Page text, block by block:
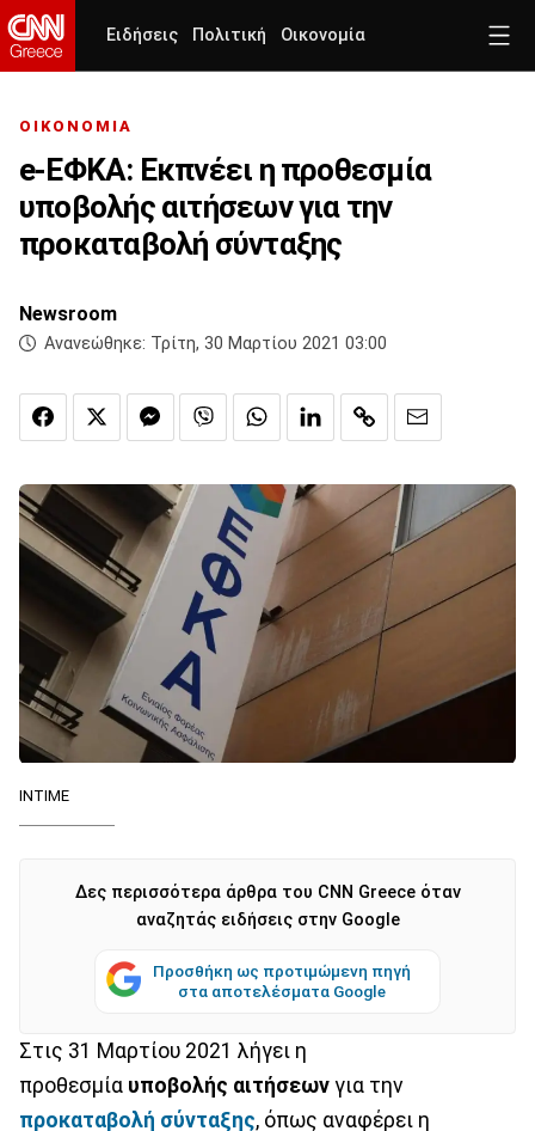
Ειδήσεις Πολιτική Οικονομία
ΟΙΚΟΝΟΜΙΑ
e-ΕΦΚΑ: Εκπνέει η προθεσμία
υποβολής αιτήσεων για την
προκαταβολή σύνταξης
Newsroom
Ανανεώθηκε: Τρίτη, 30 Μαρτίου 2021 03:00
ΙΝΤΙΜΕ
Δες περισσότερα άρθρα του CNN Greece όταν
αναζητάς ειδήσεις στην Google
Προσθήκη ως προτιμώμενη πηγή
στα αποτελέσματα Google
Στις 31 Μαρτίου 2021 λήγει η
προθεσμία υποβολής αιτήσεων για την
προκαταβολή σύνταξης, όπως αναφέρει η